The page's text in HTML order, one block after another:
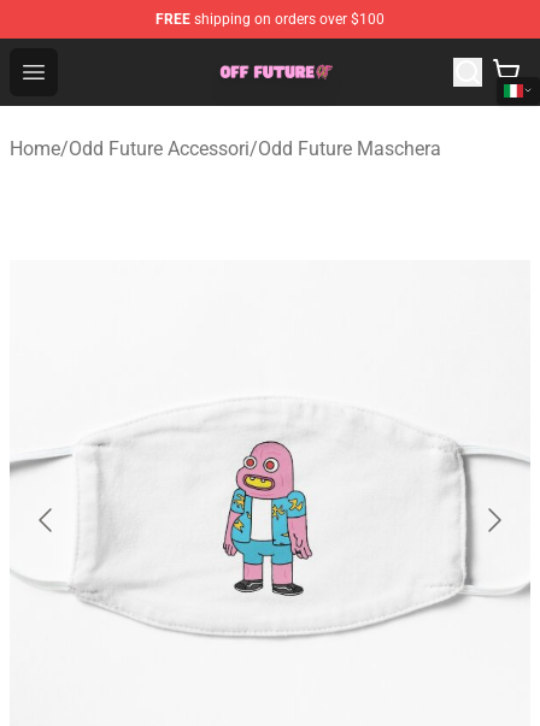
FREE shipping on orders over $100
Open menu
Odd Future Store - Official Odd Future Merchandise Shop
Home/Odd Future Accessori/Odd Future Maschera